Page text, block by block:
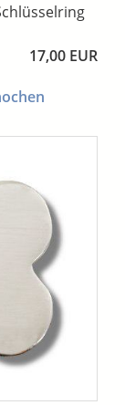
17,00 EUR